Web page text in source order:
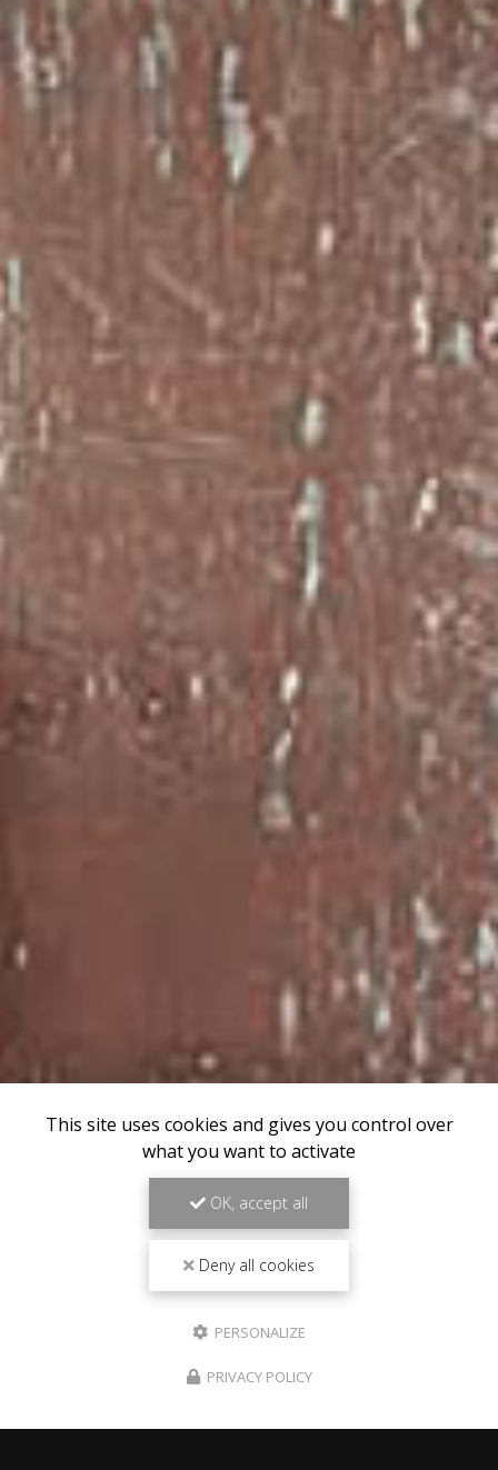
This site uses cookies and gives you control over
what you want to activate
OK, accept all
Deny all cookies
PERSONALIZE
PRIVACY POLICY